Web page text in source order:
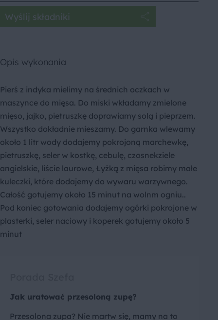
Wyślij składniki
Opis wykonania
Pierś z indyka mielimy na średnich oczkach w
maszynce do mięsa. Do miski wkładamy zmielone
mięso, jajko, pietruszkę doprawiamy solą i pieprzem.
Wszystko dokładnie mieszamy. Do garnka wlewamy
około 1 litr wody dodajemy pokrojoną marchewkę,
pietruszkę, seler w kostkę, cebulę, czosnekziele
angielskie, liście laurowe, Łyżką z mięsa robimy małe
kuleczki, które dodajemy do wywaru warzywnego.
Całość gotujemy około 15 minut na wolnm ogniu..
Pod koniec gotowania dodajemy ogórki pokrojone w
plasterki, seler naciowy i koperek gotujemy około 5
minut
Jak uratować przesoloną zupę?
Przesolona zupa? Nie martw się, mamy na to